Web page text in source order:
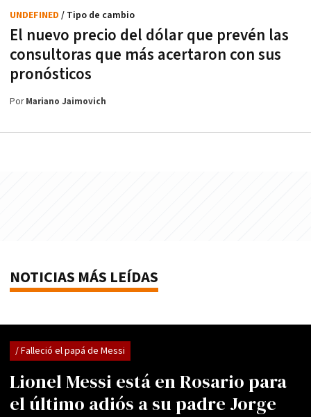
El nuevo precio del dólar que prevén las
consultoras que más acertaron con sus
pronósticos
UNDEFINED / Tipo de cambio
PorMariano Jaimovich
NOTICIAS MÁS LEÍDAS
Lionel Messi está en Rosario para
el último adiós a su padre Jorge
/ Falleció el papá de Messi